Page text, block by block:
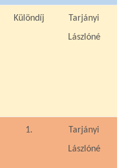
Különdíj
Tarjányi
Lászlóné
1.
Tarjányi
Lászlóné